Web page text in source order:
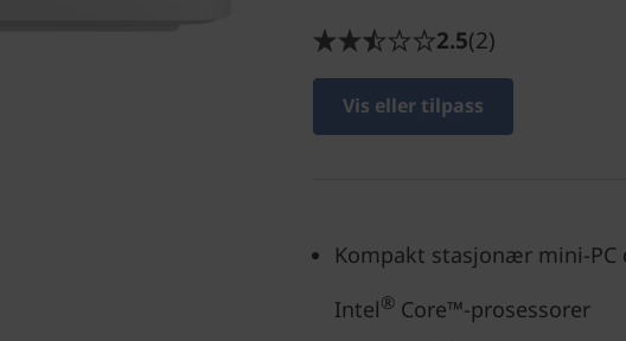
2.5(2)
Vis eller tilpass
Kompakt stasjonær mini-PC
Intel® Core™-prosessorer